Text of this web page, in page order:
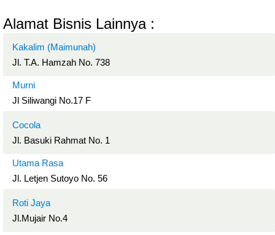
Alamat Bisnis Lainnya :
Kakalim (Maimunah)
Jl. T.A. Hamzah No. 738
Murni
Jl Siliwangi No.17 F
Cocola
Jl. Basuki Rahmat No. 1
Utama Rasa
Jl. Letjen Sutoyo No. 56
Roti Jaya
Jl.Mujair No.4